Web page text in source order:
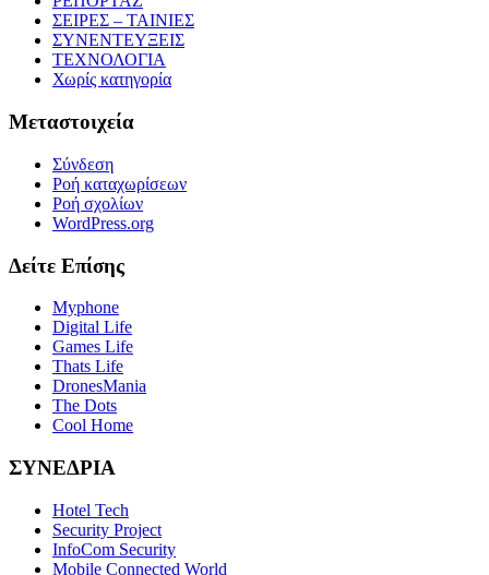
ΣΕΙΡΕΣ – ΤΑΙΝΙΕΣ
ΣΥΝΕΝΤΕΥΞΕΙΣ
ΤΕΧΝΟΛΟΓΙΑ
Χωρίς κατηγορία
Μεταστοιχεία
Σύνδεση
Ροή καταχωρίσεων
Ροή σχολίων
WordPress.org
Δείτε Επίσης
Myphone
Digital Life
Games Life
Thats Life
DronesMania
The Dots
Cool Home
ΣΥΝΕΔΡΙΑ
Hotel Tech
Security Project
InfoCom Security
Mobile Connected World